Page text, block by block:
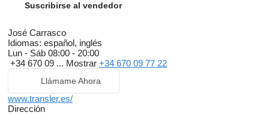
Suscribirse al vendedor
José Carrasco
Idiomas: español, inglés
Lun - Sáb 08:00 - 20:00
+34 670 09 ... Mostrar +34 670 09 77 22
Llámame Ahora
www.transler.es/
Dirección